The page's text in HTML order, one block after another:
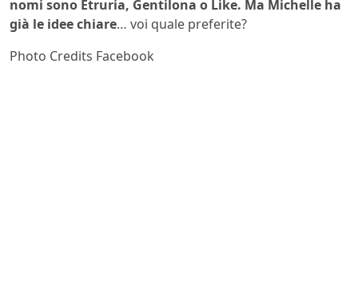
nomi sono Etruria, Gentilona o Like. Ma Michelle ha
già le idee chiare… voi quale preferite?
Photo Credits Facebook